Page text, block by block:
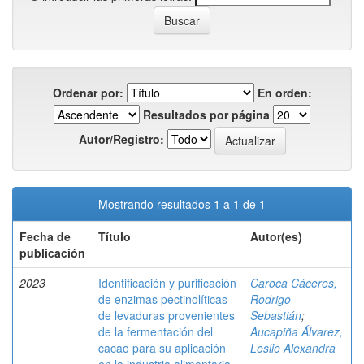
Ordenar por:
En orden:
Resultados por página
Autor/Registro:
Mostrando resultados 1 a 1 de 1
Fecha de
publicación
Título Autor(es)
2023
Identificación y purificación
de enzimas pectinolíticas
de levaduras provenientes
de la fermentación del
cacao para su aplicación
Caroca Cáceres,
Rodrigo
Sebastián;
Aucapiña Álvarez,
Leslie Alexandra